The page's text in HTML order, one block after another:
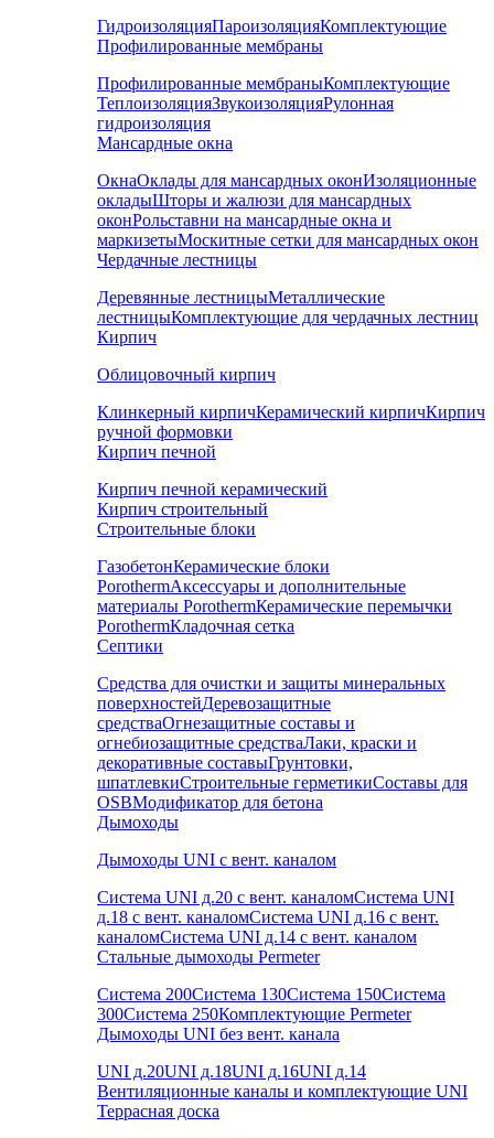
ГидроизоляцияПароизоляцияКомплектующие
Профилированные мембраны
Профилированные мембраныКомплектующие
ТеплоизоляцияЗвукоизоляцияРулонная
гидроизоляция
Мансардные окна
ОкнаОклады для мансардных оконИзоляционные
окладыШторы и жалюзи для мансардных
оконРольставни на мансардные окна и
маркизетыМоскитные сетки для мансардных окон
Чердачные лестницы
Деревянные лестницыМеталлические
лестницыКомплектующие для чердачных лестниц
Кирпич
Облицовочный кирпич
Клинкерный кирпичКерамический кирпичКирпич
ручной формовки
Кирпич печной
Кирпич печной керамический
Кирпич строительный
Строительные блоки
ГазобетонКерамические блоки
PorothermАксессуары и дополнительные
материалы PorothermКерамические перемычки
PorothermКладочная сетка
Септики
Средства для очистки и защиты минеральных
поверхностейДеревозащитные
средстваОгнезащитные составы и
огнебиозащитные средстваЛаки, краски и
декоративные составыГрунтовки,
шпатлевкиСтроительные герметикиСоставы для
OSBМодификатор для бетона
Дымоходы
Дымоходы UNI с вент. каналом
Система UNI д.20 с вент. каналомСистема UNI
д.18 с вент. каналомСистема UNI д.16 с вент.
каналомСистема UNI д.14 с вент. каналом
Стальные дымоходы Permeter
Система 200Система 130Система 150Система
300Система 250Комплектующие Permeter
Дымоходы UNI без вент. канала
UNI д.20UNI д.18UNI д.16UNI д.14
Вентиляционные каналы и комплектующие UNI
Террасная доска